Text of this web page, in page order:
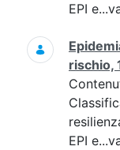
EPI
rischio,
EPI